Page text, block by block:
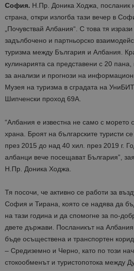
София. Н.Пр. Доника Ходжа, посланик
страна, откри излогба тази вечер в
„Почувствай Албания“. С това тя
задълбочено и партньорско
туризма между България и Албания.
кулинарията са представени с 20
за анализи и прогнози на
Музея на туризма в сградата на
Шипченски проход 69А.
“Албания е известна не само с морето
храна. Броят на българските туристи
през 2015 до над 40 хил. през 2019 г.
албанци вече посещават България”,
Н.Пр. Доника Ходжа.
Тя посочи, че активно се работи за
София и Тирана, която се надява да
на тази година и да спомогне за по-
двете държави. Посланикът на
бъде осъществена и транспортен
– Средиземно и Черно, като по този
стокообменът и туристопотока между